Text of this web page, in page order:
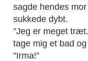
sagde hendes
sukkede dybt.
”Jeg er meget
tage mig et bad
”Irma!”